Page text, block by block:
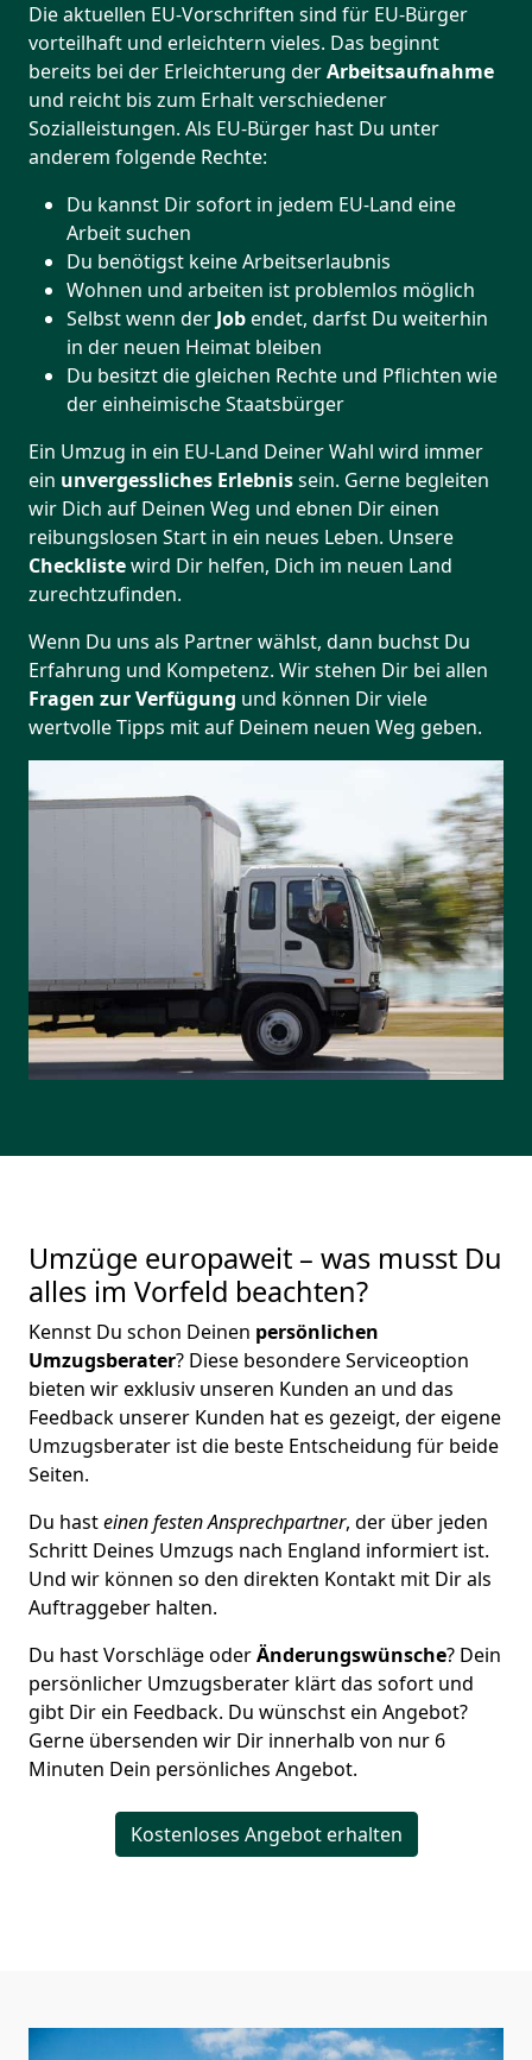
Die aktuellen EU-Vorschriften sind für EU-Bürger
vorteilhaft und erleichtern vieles. Das beginnt
bereits bei der Erleichterung derArbeitsaufnahme
und reicht bis zum Erhalt verschiedener
Sozialleistungen. Als EU-Bürger hast Du unter
anderem folgende Rechte:
Du kannst Dir sofort in jedem EU-Land eine
Arbeit suchen
Du benötigst keine Arbeitserlaubnis
Wohnen und arbeiten ist problemlos möglich
Selbst wenn der Jobendet, darfst Du weiterhin
in der neuen Heimat bleiben
Du besitzt die gleichen Rechte und Pflichten wie
der einheimische Staatsbürger
Ein Umzug in ein EU-Land Deiner Wahl wird immer
ein unvergessliches Erlebnissein. Gerne begleiten
wir Dich auf Deinen Weg und ebnen Dir einen
reibungslosen Start in ein neues Leben. Unsere
Checklistewird Dir helfen, Dich im neuen Land
zurechtzufinden.
Wenn Du uns als Partner wählst, dann buchst Du
Erfahrung und Kompetenz. Wir stehen Dir bei allen
Fragen zur Verfügung und können Dir viele
wertvolle Tipps mit auf Deinem neuen Weg geben.
Umzüge europaweit – was musst Du
alles im Vorfeld beachten?
Kennst Du schon Deinen persönlichen
Umzugsberater? Diese besondere Serviceoption
bieten wir exklusiv unseren Kunden an und das
Feedback unserer Kunden hat es gezeigt, der eigene
Umzugsberater ist die beste Entscheidung für beide
Seiten.
Du hasteinen festen Ansprechpartner, der über jeden
Schritt Deines Umzugs nach England informiert ist.
Und wir können so den direkten Kontakt mit Dir als
Auftraggeber halten.
Du hast Vorschläge oderÄnderungswünsche? Dein
persönlicher Umzugsberater klärt das sofort und
gibt Dir ein Feedback. Du wünschst ein Angebot?
Gerne übersenden wir Dir innerhalb von nur 6
Minuten Dein persönliches Angebot.
Kostenloses Angebot erhalten